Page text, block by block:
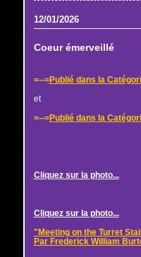
12/01/2026
Coeur émerveillé
=--=Publié dans la
et
=--=Publié dans la
Cliquez sur la photo...
Cliquez sur la photo...
"Meeting on the Turret
Par Frederick William